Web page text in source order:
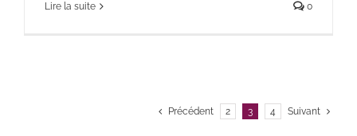
Lire la suite 0
Précédent 2 3 4 Suivant